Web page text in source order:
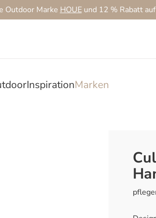
Outdoor Marke HOUEund 12 % Rabatt auf
InspirationMarken